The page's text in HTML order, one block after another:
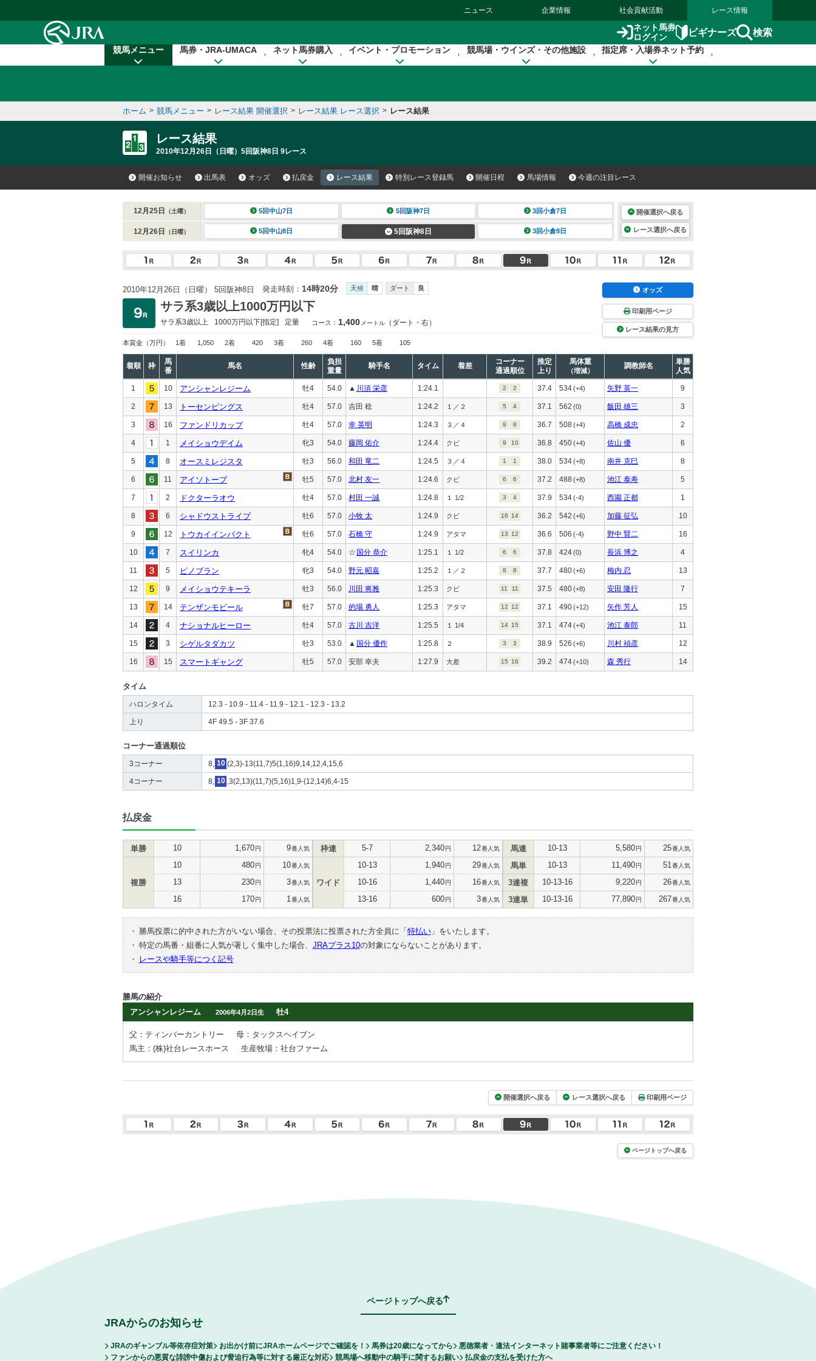
ニュース 企業情報 社会貢献活動 レース情報
ネット馬券
ログイン
ビギナーズ 検索
競馬メニュー 馬券・JRA-UMACA ネット馬券購入 イベント・プロモーション 競馬場・ウインズ・その他施設 指定席・入場券ネット予約
ホーム > 競馬メニュー > レース結果 開催選択 > レース結果 レース選択 > レース結果
レース結果
2010年12月26日（日曜）5回阪神8日 9レース
開催お知らせ 出馬表 オッズ 払戻金 レース結果 特別レース登録馬 開催日程 馬場情報 今週の注目レース
12月25日 （土曜） 5回中山7日 5回阪神7日 3回小倉7日
12月26日 （日曜） 5回中山8日 5回阪神8日 3回小倉8日
開催選択へ戻る
レース選択へ戻る
2010年12月26日（日曜） 5回阪神8日 発走時刻： 14時20分 天候 晴 ダート 良
サラ系3歳以上1000万円以下
サラ系3歳以上 1000万円以下[指定] 定量 コース： 1,400 メートル （ダート・右）
本賞金 （万円） 1着 1,050 2着 420 3着 260 4着 160 5着 105
オッズ
印刷用ページ
レース結果の見方
着順 枠
馬
番
馬名 性齢
負担
重量
騎手名 タイム 着差
コーナー
通過順位
推定
上り
馬体重
（増減）
調教師名
単勝
人気
1 10 アンシャンレジーム 牡4 54.0 ▲ 川須 栄彦 1:24.1 2 2 37.4 534(+4) 矢野 英一 9
2 13 トーセンピングス 牡4 57.0 吉田 稔 1:24.2 １／２ 5 4 37.1 562 (0) 飯田 雄三 3
3 16 ファンドリカップ 牡4 57.0 幸 英明 1:24.3 ３／４ 9 8 36.7 508(+4) 高橋 成忠 2
4 1 メイショウデイム 牝3 54.0 藤岡 佑介 1:24.4 クビ 9 10 36.8 450(+4) 佐山 優 6
5 8 オースミレジスタ 牡3 56.0 和田 竜二 1:24.5 ３／４ 1 1 38.0 534(+8) 南井 克巳 8
6 11 アイソトープ 牡5 57.0 北村 友一 1:24.6 クビ 6 6 37.2 488 (+8) 池江 泰寿 5
7 2 ドクターラオウ 牡4 57.0 村田 一誠 1:24.8 １ 1/2 3 4 37.9 534(-4) 西園 正都 1
8 6 シャドウストライプ 牡6 57.0 小牧 太 1:24.9 クビ 16 14 36.2 542 (+6) 加藤 征弘 10
9 12 トウカイインパクト 牡6 57.0 石橋 守 1:24.9 アタマ 13 12 36.6 506 (-4) 野中 賢二 16
10 7 スイリンカ 牝4 54.0 ☆ 国分 恭介 1:25.1 １ 1/2 6 6 37.8 424(0) 長浜 博之 4
11 5 ピノブラン 牝3 54.0 野元 昭嘉 1:25.2 １／２ 8 8 37.7 480(+6) 梅内 忍 13
12 9 メイショウテキーラ 牡3 56.0 川田 将雅 1:25.3 クビ 11 11 37.5 480(+8) 安田 隆行 7
13 14 テンザンモビール 牡7 57.0 的場 勇人 1:25.3 アタマ 12 12 37.1 490(+12) 矢作 芳人 15
14 4 ナショナルヒーロー 牡4 57.0 古川 吉洋 1:25.5 １ 1/4 14 15 37.1 474(+4) 池江 泰郎 11
15 3 シゲルタダカツ 牡3 53.0 ▲ 国分 優作 1:25.8 ２ 3 3 38.9 526 (+6) 川村 禎彦 12
16 15 スマートギャング 牡5 57.0 安部 幸夫 1:27.9 大差 15 16 39.2 474(+10) 森 秀行 14
タイム
ハロンタイム 12.3 - 10.9 - 11.4 - 11.9 - 12.1 - 12.3 - 13.2
上り 4F 49.5 - 3F 37.6
コーナー通過順位
3コーナー 8, 10 (2,3)-13(11,7)5(1,16)9,14,12,4,15,6
4コーナー 8, 10 ,3(2,13)(11,7)(5,16)1,9-(12,14)6,4-15
払戻金
単勝 10 1,670円 9番人気
複勝
10 480円 10番人気
13 230円 3番人気
16 170円 1 番人気
枠連 5-7 2,340円 12番人気
ワイド
10-13 1,940円 29番人気
10-16 1,440円 16番人気
13-16 600円 3番人気
馬連 10-13 5,580円 25番人気
馬単 10-13 11,490円 51 番人気
3連複 10-13-16 9,220円 26番人気
3連単 10-13-16 77,890円 267番人気
・ 勝馬投票に的中された方がいない場合、その投票法に投票された方全員に「 特払い」をいたします。
・ 特定の馬番・組番に人気が著しく集中した場合、 JRAプラス10の対象にならないことがあります。
・
レースや騎手等につく記号
勝馬の紹介
アンシャンレジーム
2006年4月2日生 牡4
父：ティンバーカントリー
母：タックスヘイブン
馬主：(株)社台レースホース
生産牧場：社台ファーム
開催選択へ戻る レース選択へ戻る 印刷用ページ
ページトップへ戻る
ページトップへ戻る
JRAからのお知らせ
JRAのギャンブル等依存症対策 お出かけ前にJRAホームページでご確認を！ 馬券は20歳になってから
悪徳業者・違法インターネット賭事業者等にご注意ください！
ファンからの悪質な誹謗中傷および脅迫行為等に対する厳正な対応
競馬場へ移動中の騎手に関するお願い 払戻金の支払を受けた方へ